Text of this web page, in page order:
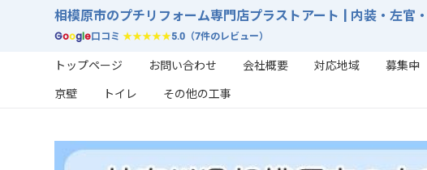
相模原市のプチリフォーム専門店プラストアート | 内装・左官
Google口コミ★★★★★5.0（7件のレビュー）
トップページ お問い合わせ 会社概要 対応地域 募集中
京壁
トイレ その他の工事